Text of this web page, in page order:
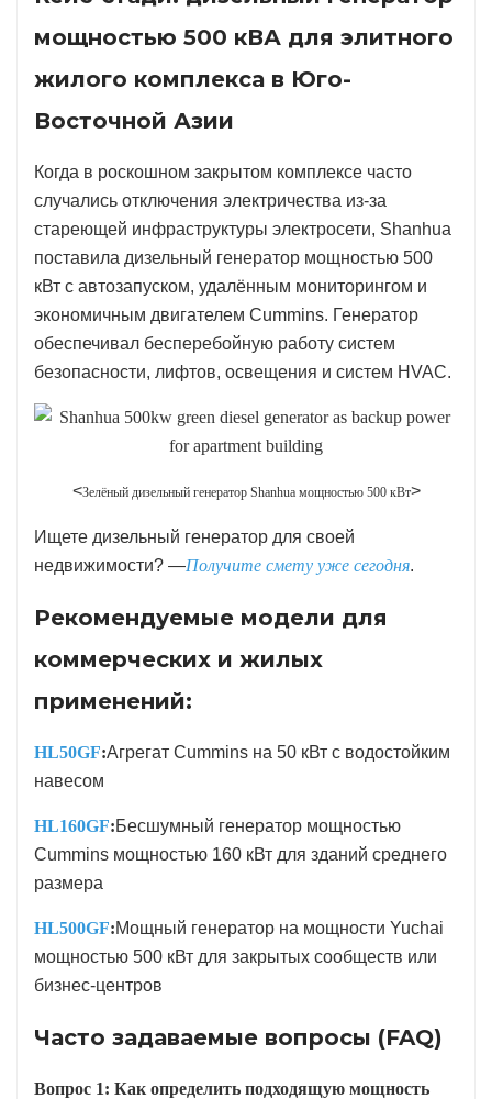
мощностью 500 кВА для элитного
жилого комплекса в Юго-
Восточной Азии
Когда в роскошном закрытом комплексе часто
случались отключения электричества из-за
стареющей инфраструктуры электросети, Shanhua
поставила дизельный генератор мощностью 500
кВт с автозапуском, удалённым мониторингом и
экономичным двигателем Cummins. Генератор
обеспечивал бесперебойную работу систем
безопасности, лифтов, освещения и систем HVAC.
<Зелёный дизельный генератор Shanhua мощностью 500 кВт>
Ищете дизельный генератор для своей
недвижимости? —Получите смету уже сегодня.
Рекомендуемые модели для
коммерческих и жилых
применений:
HL50GF:Агрегат Cummins на 50 кВт с водостойким
навесом
HL160GF:Бесшумный генератор мощностью
Cummins мощностью 160 кВт для зданий среднего
размера
HL500GF:Мощный генератор на мощности Yuchai
мощностью 500 кВт для закрытых сообществ или
бизнес-центров
Часто задаваемые вопросы (FAQ)
Вопрос 1: Как определить подходящую мощность